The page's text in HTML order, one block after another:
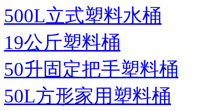
500L立式塑料水桶
19公斤塑料桶
50升固定把手塑料桶
50L方形家用塑料桶